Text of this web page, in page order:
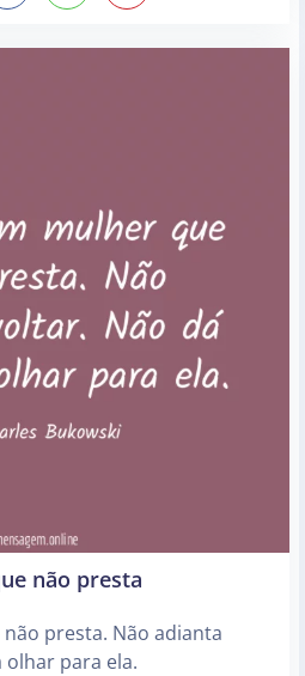
não presta
presta. Não adianta
para ela.